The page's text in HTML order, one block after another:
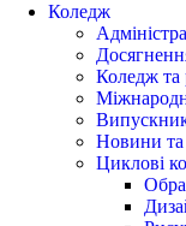
Коледж
Коледж та
Новини та
Циклові